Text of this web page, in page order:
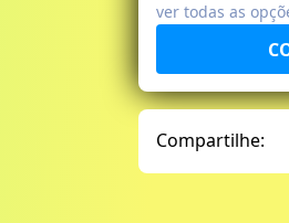
ver todas as
Compartilhe: